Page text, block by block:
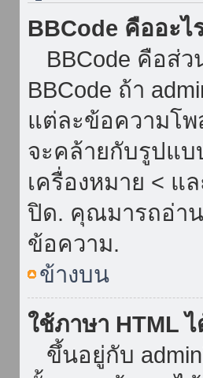
BBCode คืออะไ
BBCode คือส่ว
BBCode ถ้า
แต่ละข้อความโ
จะคล้ายกับรูปแบ
เครื่องหมาย < แ
ปิด. คุณมารถอ่าน
ข้อความ.
ข้างบน
ใช้ภาษา HTML
ขึ้นอยู่กับ